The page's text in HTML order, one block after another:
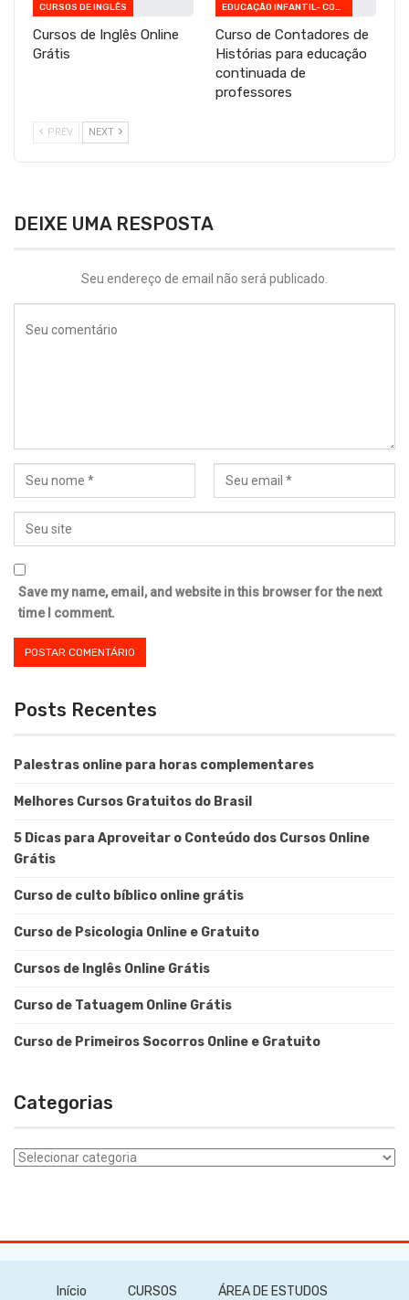
CURSOS DE INGLÊS
Cursos de Inglês Online
Grátis
EDUCAÇÃO INFANTIL- CONTADORES DE HISTÓRIAS
Curso de Contadores de
Histórias para educação
continuada de
professores
PREV NEXT
DEIXE UMA RESPOSTA
Seu endereço de email não será publicado.
Save my name, email, and website in this browser for the next
time I comment.
Posts Recentes
Palestras online para horas complementares
Melhores Cursos Gratuitos do Brasil
5 Dicas para Aproveitar o Conteúdo dos Cursos Online
Grátis
Curso de culto bíblico online grátis
Curso de Psicologia Online e Gratuito
Cursos de Inglês Online Grátis
Curso de Tatuagem Online Grátis
Curso de Primeiros Socorros Online e Gratuito
Categorias
Categorias
Início CURSOS ÁREA DE ESTUDOS